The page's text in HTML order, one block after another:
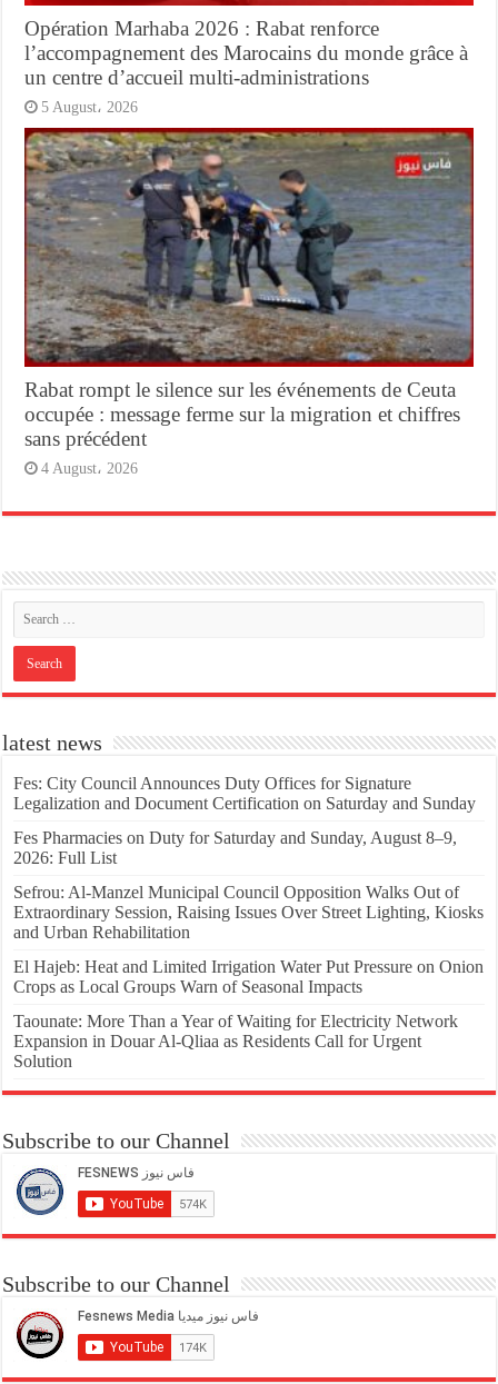
Opération Marhaba 2026 : Rabat renforce
l’accompagnement des Marocains du monde grâce à
un centre d’accueil multi-administrations
5 August، 2026
Rabat rompt le silence sur les événements de Ceuta
occupée : message ferme sur la migration et chiffres
sans précédent
4 August، 2026
latest news
Fes: City Council Announces Duty Offices for Signature
Legalization and Document Certification on Saturday and Sunday
Fes Pharmacies on Duty for Saturday and Sunday, August 8–9,
2026: Full List
Sefrou: Al-Manzel Municipal Council Opposition Walks Out of
Extraordinary Session, Raising Issues Over Street Lighting, Kiosks
and Urban Rehabilitation
El Hajeb: Heat and Limited Irrigation Water Put Pressure on Onion
Crops as Local Groups Warn of Seasonal Impacts
Taounate: More Than a Year of Waiting for Electricity Network
Expansion in Douar Al-Qliaa as Residents Call for Urgent
Solution
Subscribe to our Channel
Subscribe to our Channel